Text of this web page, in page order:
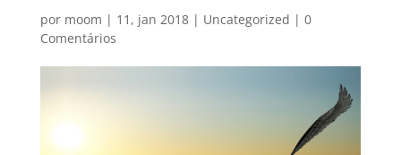
por moom | 11, jan 2018| Uncategorized | 0
Comentários